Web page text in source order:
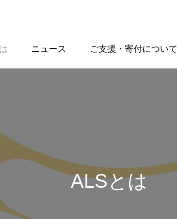
ニュース ご支援・寄付について
ALSとは